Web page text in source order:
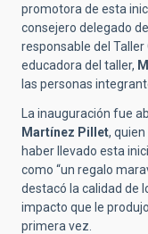
promotora de esta
consejero delegado
responsable del Taller
educadora del taller,
las personas
La inauguración fue
Martínez Pillet,
haber llevado esta
como “un regalo
destacó la calidad de
impacto que le
primera vez.